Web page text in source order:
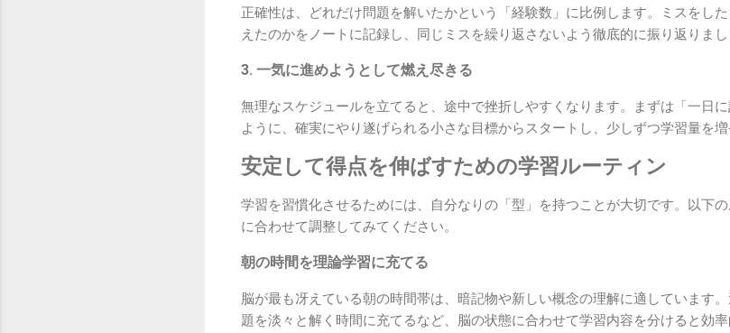
正確性は、どれだけ問題を解いたかという「経験数」に比例します。ミスをし
えたのかをノートに記録し、同じミスを繰り返さないよう徹底的に振り返りまし
3. 一気に進めようとして燃え尽きる
無理なスケジュールを立てると、途中で挫折しやすくなります。まずは「一日
ように、確実にやり遂げられる小さな目標からスタートし、少しずつ学習量を
安定して得点を伸ばすための学習ルーティン
学習を習慣化させるためには、自分なりの「型」を持つことが大切です。以下
に合わせて調整してみてください。
朝の時間を理論学習に充てる
脳が最も冴えている朝の時間帯は、暗記物や新しい概念の理解に適しています
題を淡々と解く時間に充てるなど、脳の状態に合わせて学習内容を分けると効率